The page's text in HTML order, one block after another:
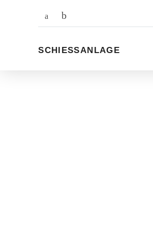
SCHIESSANLAGE